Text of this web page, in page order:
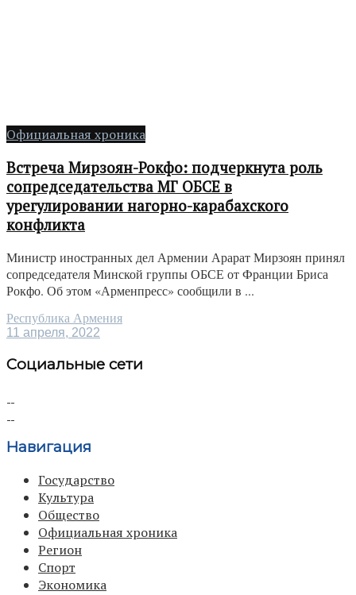
Официальная хроника
Встреча Мирзоян-Рокфо: подчеркнута роль
сопредседательства МГ ОБСЕ в
урегулировании нагорно-карабахского
конфликта
Министр иностранных дел Армении Арарат Мирзоян принял
сопредседателя Минской группы ОБСЕ от Франции Бриса
Рокфо. Об этом «Арменпресс» сообщили в ...
Республика Армения
11 апреля, 2022
Социальные сети
Навигация
Государство
Культура
Общество
Официальная хроника
Регион
Спорт
Экономика